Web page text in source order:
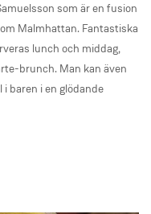
som är en fusion
Malmhattan. Fantastiska
lunch och middag,
brunch. Man kan även
baren i en glödande